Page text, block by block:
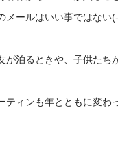
メールはいい事ではない
が泊るときや、子供たち
ティンも年とともに変わ